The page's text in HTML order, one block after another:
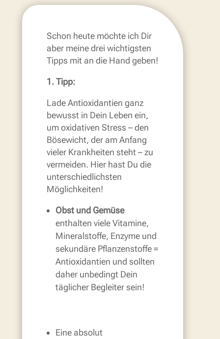
Schon heute möchte ich Dir
aber meine drei wichtigsten
Tipps mit an die Hand geben!
1. Tipp:
Lade Antioxidantien ganz
bewusst in Dein Leben ein,
um oxidativen Stress – den
Bösewicht, der am Anfang
vieler Krankheiten steht – zu
vermeiden. Hier hast Du die
unterschiedlichsten
Möglichkeiten!
Obst und Gemüse
enthalten viele Vitamine,
Mineralstoffe, Enzyme und
sekundäre Pflanzenstoffe =
Antioxidantien und sollten
daher unbedingt Dein
täglicher Begleiter sein!
Eine absolut